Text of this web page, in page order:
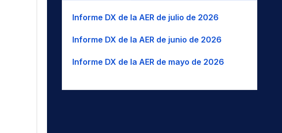
Informe DX de la AER de julio de 2026
Informe DX de la AER de junio de 2026
Informe DX de la AER de mayo de 2026